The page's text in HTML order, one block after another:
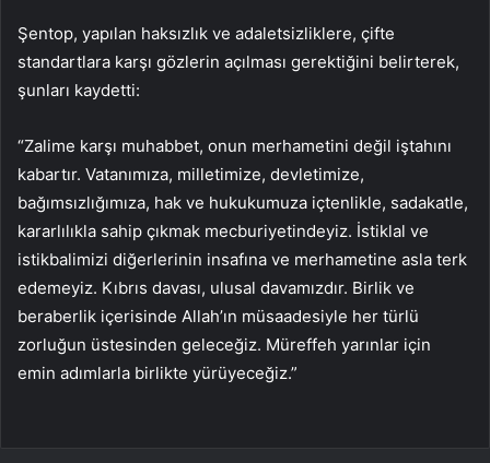
Şentop, yapılan haksızlık ve adaletsizliklere, çifte
standartlara karşı gözlerin açılması gerektiğini belirterek,
şunları kaydetti:
“Zalime karşı muhabbet, onun merhametini değil iştahını
kabartır. Vatanımıza, milletimize, devletimize,
bağımsızlığımıza, hak ve hukukumuza içtenlikle, sadakatle,
kararlılıkla sahip çıkmak mecburiyetindeyiz. İstiklal ve
istikbalimizi diğerlerinin insafına ve merhametine asla terk
edemeyiz. Kıbrıs davası, ulusal davamızdır. Birlik ve
beraberlik içerisinde Allah’ın müsaadesiyle her türlü
zorluğun üstesinden geleceğiz. Müreffeh yarınlar için
emin adımlarla birlikte yürüyeceğiz.”